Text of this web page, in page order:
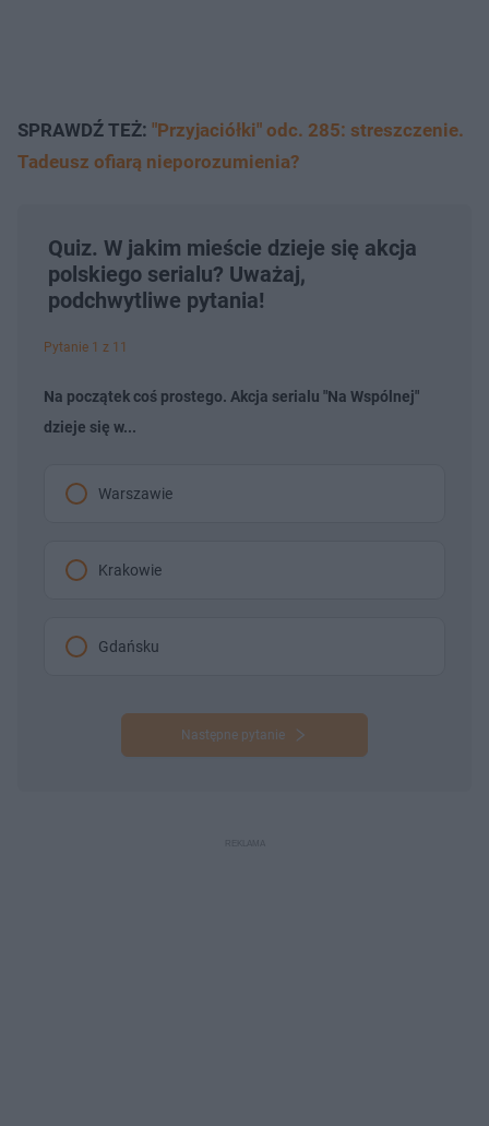
SPRAWDŹ TEŻ: "Przyjaciółki" odc. 285: streszczenie.
Tadeusz ofiarą nieporozumienia?
Quiz. W jakim mieście dzieje się akcja
polskiego serialu? Uważaj,
podchwytliwe pytania!
Pytanie 1 z 11
Na początek coś prostego. Akcja serialu "Na Wspólnej"
dzieje się w...
Warszawie
Krakowie
Gdańsku
Następne pytanie